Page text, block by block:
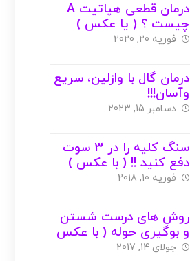
درمان قطعی هپاتیت A
چیست ؟ ( یا عکس )
فوریه 20, 2020
درمان گال با وازلین، سریع
وآسان!!!
دسامبر 15, 2023
سنگ کلیه را در 3 سوت
دفع کنید !! ( با عکس )
فوریه 10, 2018
روش های درست شستن
و بوگیری حوله ( با عکس
)
جولای 14, 2017